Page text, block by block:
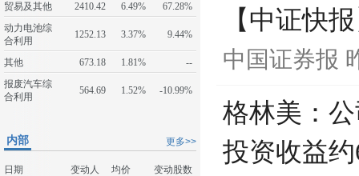
贸易及其他 2410.42 6.49%
67.28%
动力电池综
合利用
1252.13 3.37% 9.44%
其他 673.18 1.81%
--
报废汽车综
合利用
564.69 1.52% -10.99%
更多>>
内部
日期 变动人 均价
变动股数
【中证快
中国证券报
格林美：
投资收益